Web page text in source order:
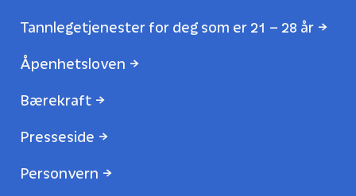
Tannlegetjenester for deg som er 21 – 28 år
Åpenhetsloven
Bærekraft
Presseside
Personvern